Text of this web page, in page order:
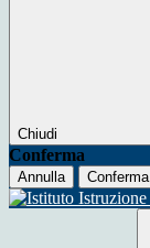
Chiudi
Conferma
Annulla Conferma